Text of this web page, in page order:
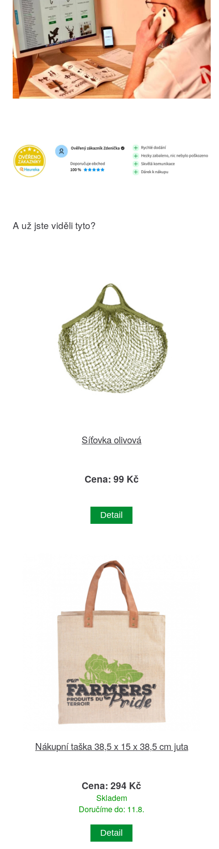
A už jste viděli tyto?
Síťovka olivová
Cena: 99 Kč
Detail
Nákupní taška 38,5 x 15 x 38,5 cm juta
Cena: 294 Kč
Skladem
Doručíme do: 11.8.
Detail